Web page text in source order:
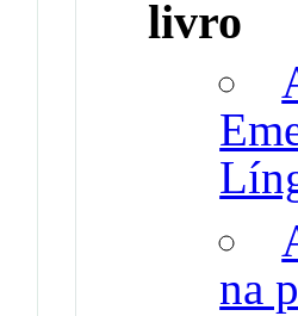
livro
na